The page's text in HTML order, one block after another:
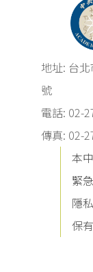
地址: 台
號
電話: 02-
傳真: 02-
本
緊
隱
保